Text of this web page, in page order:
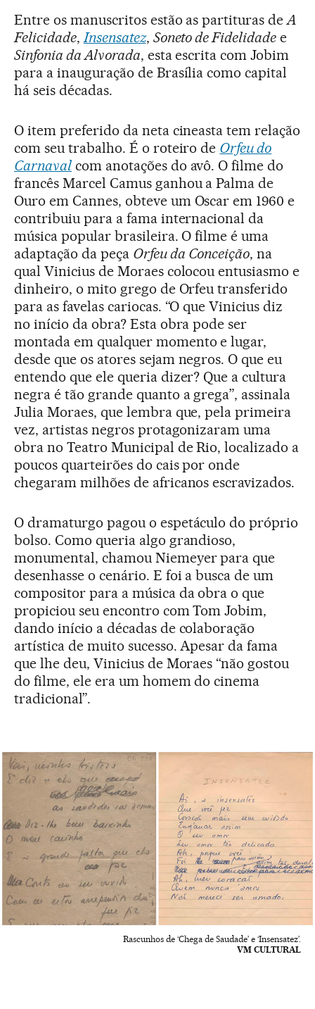
Entre os manuscritos estão as partituras deA
Felicidade,Insensatez, Soneto de Fidelidade e
Sinfonia da Alvorada, esta escrita com Jobim
para a inauguração de Brasília como capital
há seis décadas.
O item preferido da neta cineasta tem relação
com seu trabalho. É o roteiro de Orfeu do
Carnavalcom anotações do avô. O filme do
francês Marcel Camus ganhou a Palma de
Ouro em Cannes, obteve um Oscar em 1960 e
contribuiu para a fama internacional da
música popular brasileira. O filme é uma
adaptação da peça Orfeu da Conceição, na
qual Vinicius de Moraes colocou entusiasmo e
dinheiro, o mito grego de Orfeu transferido
para as favelas cariocas. “O que Vinicius diz
no início da obra? Esta obra pode ser
montada em qualquer momento e lugar,
desde que os atores sejam negros. O que eu
entendo que ele queria dizer? Que a cultura
negra é tão grande quanto a grega”, assinala
Julia Moraes, que lembra que, pela primeira
vez, artistas negros protagonizaram uma
obra no Teatro Municipal de Rio, localizado a
poucos quarteirões do cais por onde
chegaram milhões de africanos escravizados.
O dramaturgo pagou o espetáculo do próprio
bolso. Como queria algo grandioso,
monumental, chamou Niemeyer para que
desenhasse o cenário. E foi a busca de um
compositor para a música da obra o que
propiciou seu encontro com Tom Jobim,
dando início a décadas de colaboração
artística de muito sucesso. Apesar da fama
que lhe deu, Vinicius de Moraes “não gostou
do filme, ele era um homem do cinema
tradicional”.
Rascunhos de ‘Chega de Saudade’ e ‘Insensatez’.
VM CULTURAL